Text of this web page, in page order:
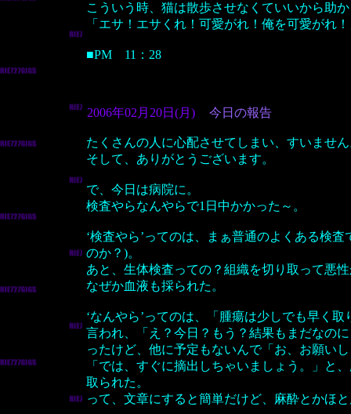
こういう時、猫は散歩させなくていいから助
「エサ！エサくれ！可愛がれ！俺を可愛がれ
■PM 11：28
2006年02月20日(月) 今日の報告
たくさんの人に心配させてしまい、すいませ
そして、ありがとうございます。
で、今日は病院に。
検査やらなんやらで1日中かかった～。
‘検査やら’ってのは、まぁ普通のよくある検
のか？)。
あと、生体検査っての？組織を切り取って悪
なぜか血液も採られた。
‘なんやら’ってのは、「腫瘍は少しでも早く
言われ、「え？今日？もう？結果もまだなの
ったけど、他に予定もないんで「お、お願い
「では、すぐに摘出しちゃいましょう。」と
取られた。
って、文章にすると簡単だけど、麻酔とかほ